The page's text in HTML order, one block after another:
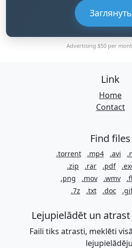
Заглянуть
Advertising $50 per
Link
Home
Contact
Find files
.torrent .mp4 .avi
.zip
.rar .pdf
.png
.mov .wmv
.7z
.txt .doc
Lejupielādēt un
Faili tiks atrasti, meklēti